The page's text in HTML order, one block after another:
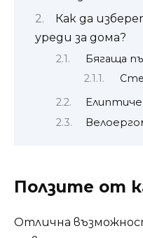
Как да
уреди за дома?
Бягаща
Ползите от
Отлична